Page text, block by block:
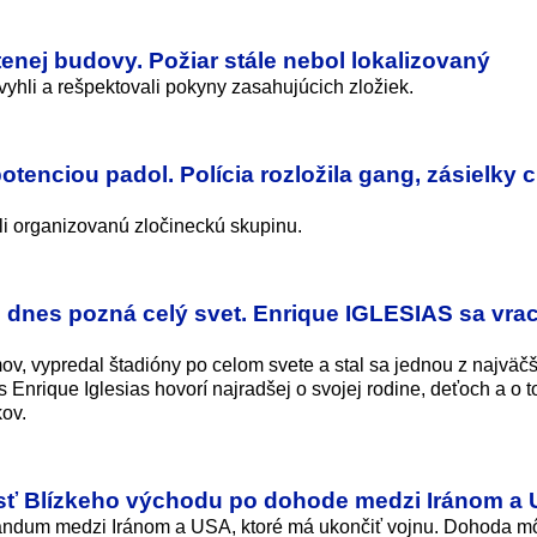
budovy. Požiar stále nebol lokalizovaný
a rešpektovali pokyny zasahujúcich zložiek.
padol. Polícia rozložila gang, zásielky
organizovanú zločineckú skupinu.
pozná celý svet. Enrique IGLESIAS sa
vypredal štadióny po celom svete a stal sa jednou z
Enrique Iglesias hovorí najradšej o svojej rodine, deťoch a o
Blízkeho východu po dohode medzi Iránom a
medzi Iránom a USA, ktoré má ukončiť vojnu. Dohoda